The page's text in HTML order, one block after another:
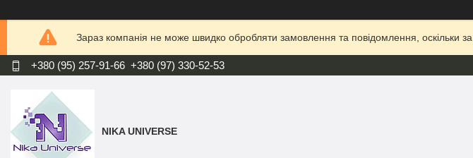
Зараз компанія не може швидко обробляти замовлення та повідомлення, оскільки
+380 (95) 257-91-66 +380 (97) 330-52-53
NIKA UNIVERSE